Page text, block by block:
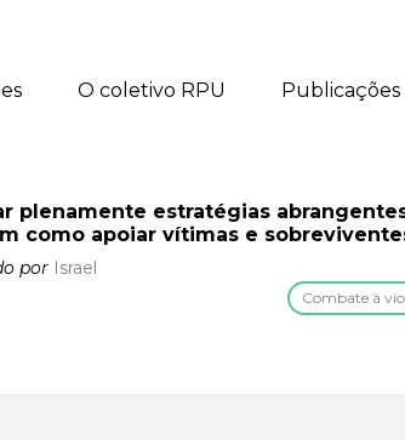
O coletivo RPU Publicações
plenamente estratégias
como apoiar vítimas e
por Israel
Combate à